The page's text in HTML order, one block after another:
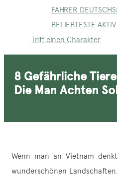
FAHRER
BELIEBTESTE
Triff einen Charakter
8 Gefährliche
Die Man Achten
Wenn man an Vietnam
wunderschönen